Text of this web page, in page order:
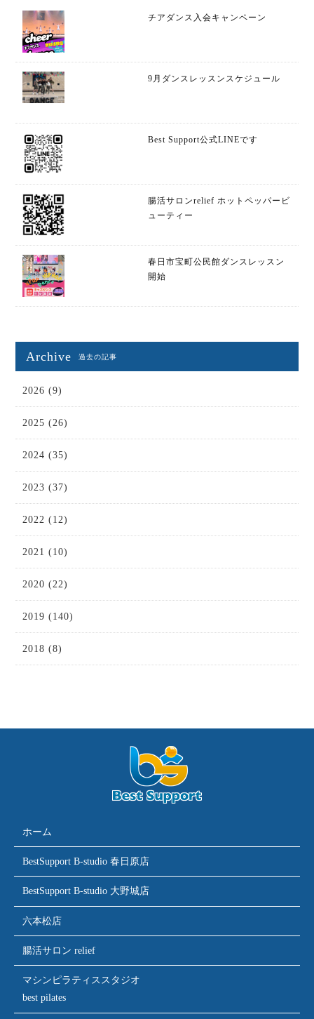
チアダンス入会キャンペーン
9月ダンスレッスンスケジュール
Best Support公式LINEです
腸活サロンrelief ホットペッパービ
ューティー
春日市宝町公民館ダンスレッスン
開始
Archive 過去の記事
2026 (9)
2025 (26)
2024 (35)
2023 (37)
2022 (12)
2021 (10)
2020 (22)
2019 (140)
2018 (8)
ホーム
BestSupport B-studio 春日原店
BestSupport B-studio 大野城店
六本松店
腸活サロン relief
マシンピラティススタジオ
best pilates